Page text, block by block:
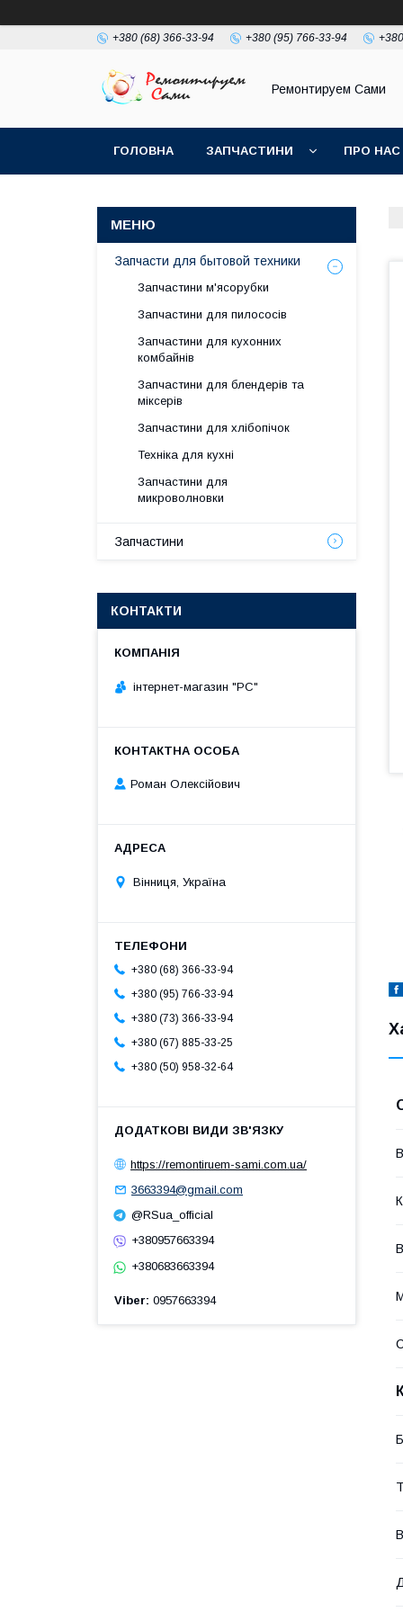
+380 (68) 366-33-94 +380 (95) 766-33-94
Ремонтируем Сами
ГОЛОВНА ЗАПЧАСТИНИ ПРО НАС
Запчасти для бытовой техники
Запчастини м'ясорубки
Запчастини для пилососів
Запчастини для кухонних
комбайнів
Запчастини для блендерів та
міксерів
Запчастини для хлібопічок
Техніка для кухні
Запчастини для
микроволновки
Запчастини
КОНТАКТИ
інтернет-магазин "РС"
Роман Олексійович
Вінниця, Україна
+380 (68) 366-33-94
+380 (95) 766-33-94
+380 (73) 366-33-94
+380 (67) 885-33-25
+380 (50) 958-32-64
https://remontiruem-sami.com.ua/
3663394@gmail.com
@RSua_official
+380957663394
+380683663394
Viber 0957663394